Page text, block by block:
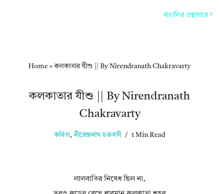
বাঙালির গ্রন্থাগারে
Home »কলকাতার যীশু || By Nirendranath Chakravarty
কলকাতার যীশু || By Nirendranath
Chakravarty
কবিতা, নীরেন্দ্রনাথ চক্রবর্তী 1 Min Read
লালবাতির নিষেধ ছিল না,